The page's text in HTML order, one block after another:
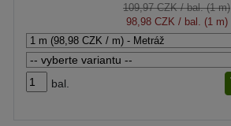
109,97 CZK/ bal. (1 m)
98,98 CZK / bal. (1 m)
bal.